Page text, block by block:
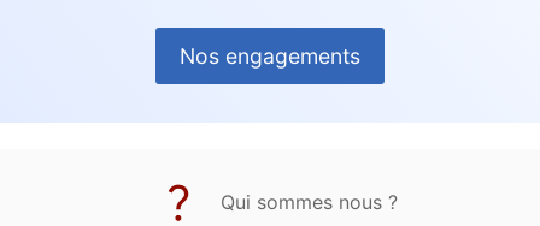
Nos engagements
Qui sommes nous ?